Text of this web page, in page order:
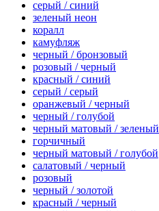
серый / синий
зеленый неон
коралл
камуфляж
черный / бронзовый
розовый / черный
красный / синий
серый / серый
оранжевый / черный
черный / голубой
черный матовый / зеленый
горчичный
черный матовый / голубой
салатовый / черный
розовый
черный / золотой
красный / черный